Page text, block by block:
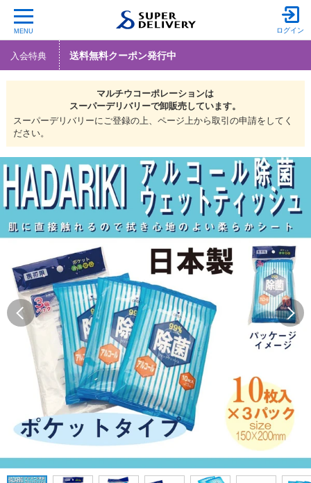
MENU ログイン
入会特典 送料無料クーポン発行中
マルチウコーポレーションは
スーパーデリバリーで卸販売しています。
スーパーデリバリーにご登録の上、ページ上から取引の申請をしてく
ださい。